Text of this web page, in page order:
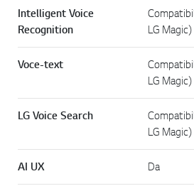
Intelligent Voice
Recognition
LG Magic)
Voce-text
LG Magic)
LG Voice Search
LG Magic)
AI UX Da